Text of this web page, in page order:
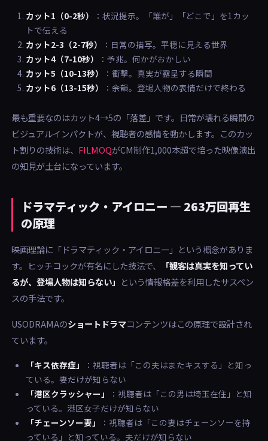
カット1（0-2秒）
：状況提示。「誰が」「どこで」を1カッ
トで伝える
カット2-3（2-7秒）
：日常の描写。平穏に見える世界
カット4（7-10秒）
：予兆。何かがおかしい
カット5（10-13秒）
：衝撃。真実が露呈する瞬間
カット6（13-15秒）
：余韻。登場人物の表情だけで終わる
最も重要なのはカット4→5の「落差」です。日常が壊れる瞬間の
ビジュアルインパクトが、視聴者の感情を動かします。このカッ
ト割りの技術は、 FILMOQがCM制作1,000本超で培った映像演出
の知見が土台になっています。
ドラマティック・アイロニー — 263万回再生
の原理
映画理論に「ドラマティック・アイロニー」という概念がありま
す。ヒッチコックが有名にした技法で、
「観客は真実を知ってい
るが、登場人物は知らない」 という情報格差を利用したサスペン
スの手法です。
USODRAMAのショートドラマコンテンツはこの原理で設計され
ています。
「キス依存症」
：視聴者は「この夫はまたキスする」と知っ
ている。妻だけが知らない
「港区クラッシャー」
：視聴者は「この男は埼玉在住」と知
っている。港区女子だけが知らない
「チェーンソー妻」
：視聴者は「この妻はチェーンソーを持
っている」と知っている。夫だけが知らない